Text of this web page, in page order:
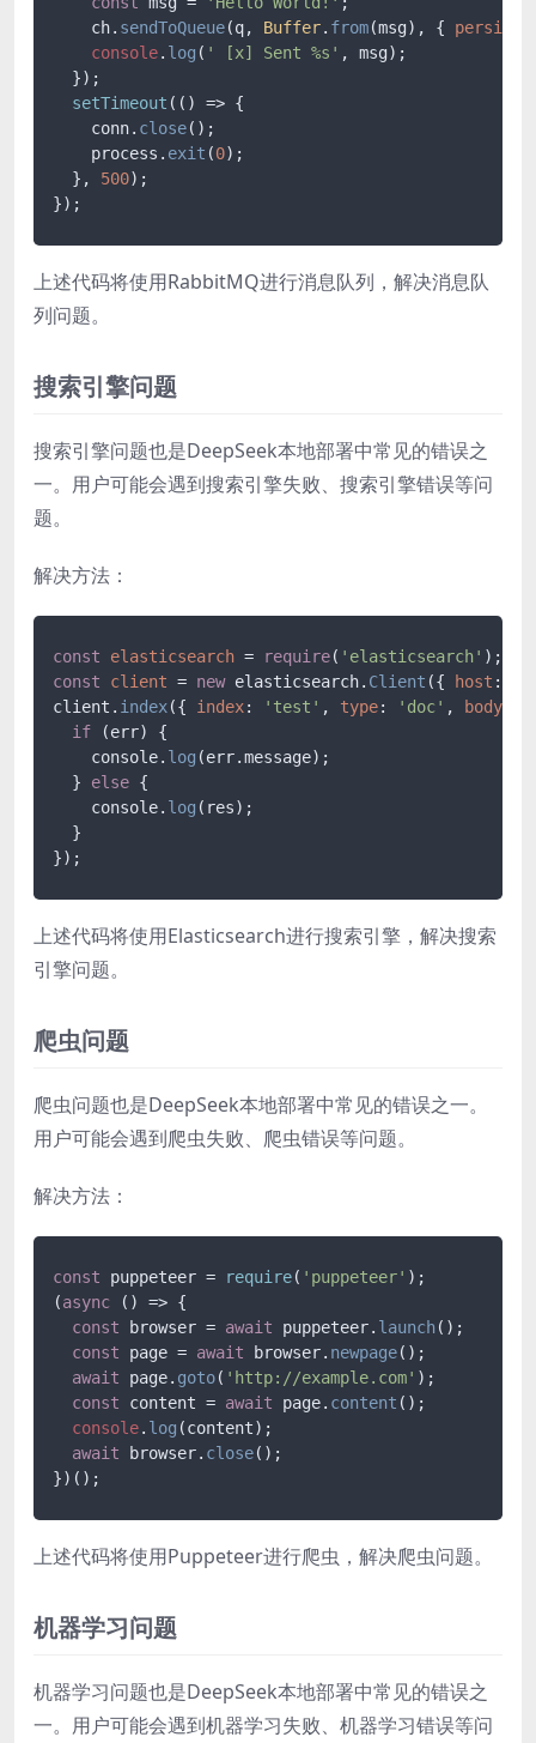
    ch.
sendToQueue(q, Buffer. from(msg), {
console. log ( ' [x] Sent %s' , msg);
  });
setTimeout ( () => {
    conn.
close();
    process.
exit (0);
  },
500);
上述代码将使用RabbitMQ进行消息队列，解决消息队
列问题。
搜索引擎问题
搜索引擎问题也是DeepSeek本地部署中常见的错误之
一。用户可能会遇到搜索引擎失败、搜索引擎错误等问
题。
解决方法：
const elasticsearch = require( 'elasticsearch'
const
client = new elasticsearch. Client ({ host :
client. index({ index: 'test' , type: 'doc' , body
if (err) {
    console.
log (err.message);
  }
else {
    console.
log (res);
  }
上述代码将使用Elasticsearch进行搜索引擎，解决搜索
引擎问题。
爬虫问题
爬虫问题也是DeepSeek本地部署中常见的错误之一。
用户可能会遇到爬虫失败、爬虫错误等问题。
解决方法：
const puppeteer = require( 'puppeteer' );
(async () => {
const browser = await puppeteer. launch();
const page = await browser. newpage();
await page. goto( 'http://example.com' );
const content = await page. content ();
console. log (content);
await browser. close();
上述代码将使用Puppeteer进行爬虫，解决爬虫问题。
机器学习问题
机器学习问题也是DeepSeek本地部署中常见的错误之
一。用户可能会遇到机器学习失败、机器学习错误等问